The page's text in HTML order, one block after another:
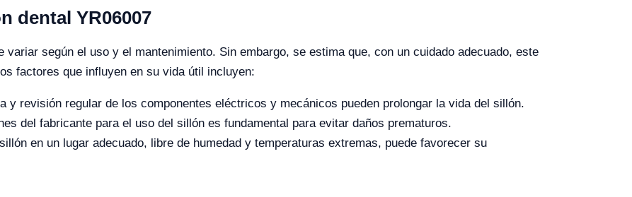
dental YR06007
variar según el uso y el mantenimiento. Sin embargo, se estima que, con un cuidado adecuado, este
factores que influyen en su vida útil incluyen:
y revisión regular de los componentes eléctricos y mecánicos pueden prolongar la vida del sillón.
del fabricante para el uso del sillón es fundamental para evitar daños prematuros.
en un lugar adecuado, libre de humedad y temperaturas extremas, puede favorecer su